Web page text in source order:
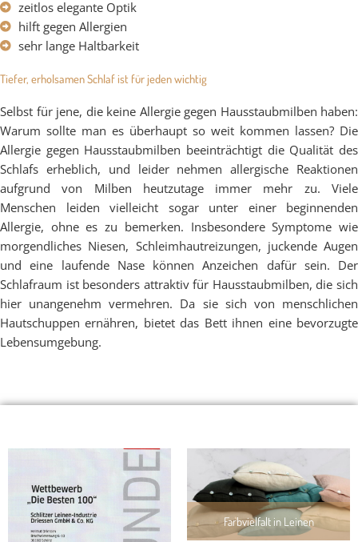
zeitlos elegante Optik
hilft gegen Allergien
sehr lange Haltbarkeit
Tiefer, erholsamen Schlaf ist für jeden wichtig
Selbst für jene, die keine Allergie gegen Hausstaubmilben haben:
Warum sollte man es überhaupt so weit kommen lassen? Die
Allergie gegen Hausstaubmilben beeinträchtigt die Qualität des
Schlafs erheblich, und leider nehmen allergische Reaktionen
aufgrund von Milben heutzutage immer mehr zu. Viele
Menschen leiden vielleicht sogar unter einer beginnenden
Allergie, ohne es zu bemerken. Insbesondere Symptome wie
morgendliches Niesen, Schleimhautreizungen, juckende Augen
und eine laufende Nase können Anzeichen dafür sein. Der
Schlafraum ist besonders attraktiv für Hausstaubmilben, die sich
hier unangenehm vermehren. Da sie sich von menschlichen
Hautschuppen ernähren, bietet das Bett ihnen eine bevorzugte
Lebensumgebung.
Farbvielfalt in Leinen